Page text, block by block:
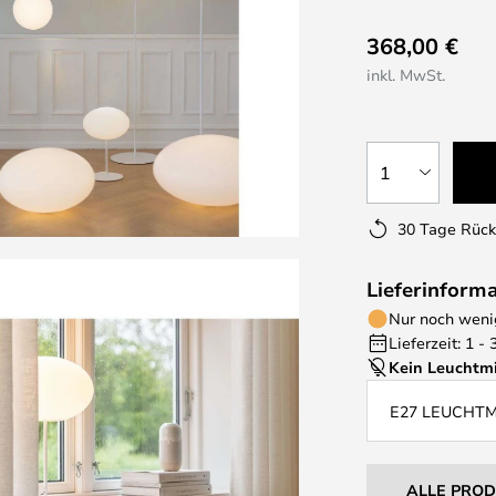
368,00 €
inkl. MwSt.
1
30 Tage
Nur noch
Lieferzeit: 1 -
Kein
E27
ALLE